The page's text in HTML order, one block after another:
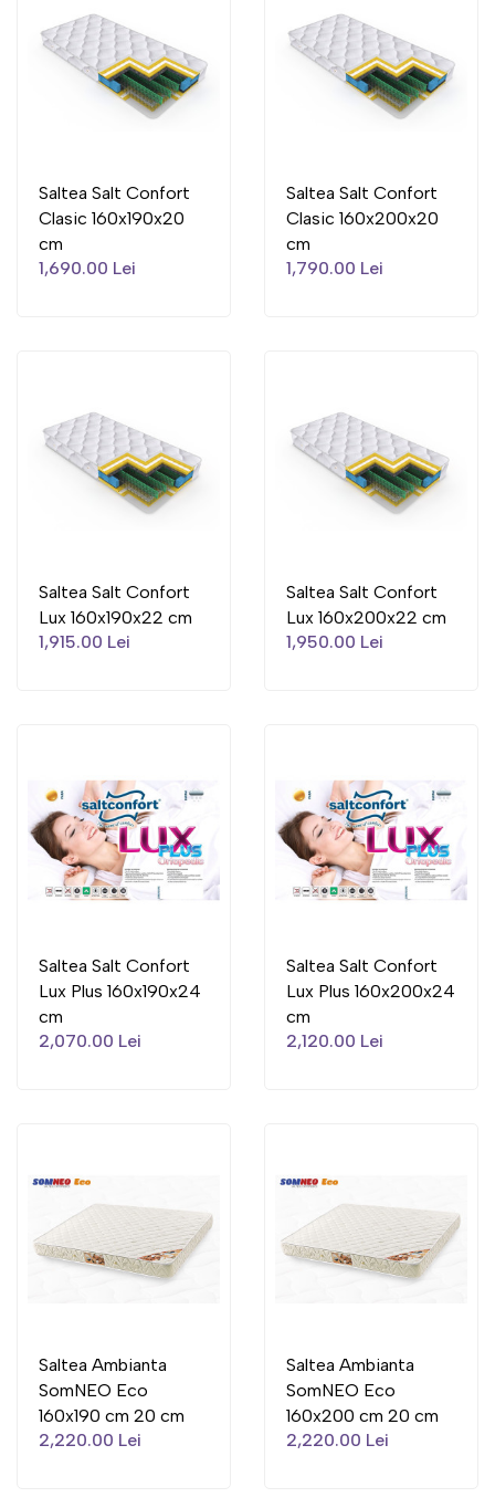
Saltea Salt Confort
Clasic 160x190x20
cm
1,690.00 Lei
Saltea Salt Confort
Clasic 160x200x20
cm
1,790.00 Lei
Saltea Salt Confort
Lux 160x190x22 cm
1,915.00 Lei
Saltea Salt Confort
Lux 160x200x22 cm
1,950.00 Lei
Saltea Salt Confort
Lux Plus 160x190x24
cm
2,070.00 Lei
Saltea Salt Confort
Lux Plus 160x200x24
cm
2,120.00 Lei
Saltea Ambianta
SomNEO Eco
160x190 cm 20 cm
2,220.00 Lei
Saltea Ambianta
SomNEO Eco
160x200 cm 20 cm
2,220.00 Lei